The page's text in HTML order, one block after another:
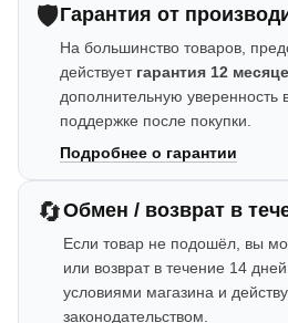
🛡️Гарантия от
На большинство товаров,
действует гарантия 12
дополнительную уверенность
поддержке после покупки.
Подробнее о гарантии
🔄Обмен / возврат в
Если товар не подошёл, вы
или возврат в течение 14
условиями магазина и
законодательством.